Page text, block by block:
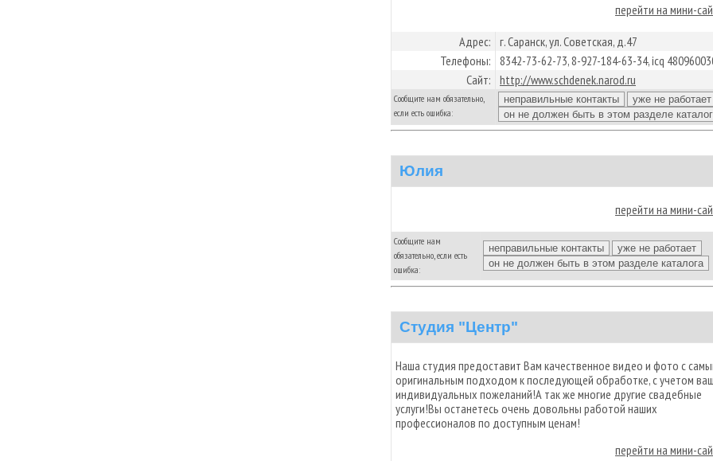
перейти на мини-
Адрес: г. Саранск, ул. Советская, д.47
Телефоны: 8342-73-62-73, 8-927-184-63-34, icq
Сайт: http://www.schdenek.narod.ru
Сообщите нам обязательно,
если есть ошибка:
Юлия
перейти на мини-
Сообщите нам
обязательно, если есть
ошибка:
Студия "Центр"
Наша студия предоставит Вам качественное видео и фото с
оригинальным подходом к последующей обработке, с учетом
индивидуальных пожеланий!А так же многие другие свадебные
услуги!Вы останетесь очень довольны работой наших
профессионалов по доступным ценам!
перейти на мини-